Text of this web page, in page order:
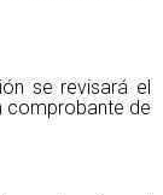
se revisará el
comprobante de